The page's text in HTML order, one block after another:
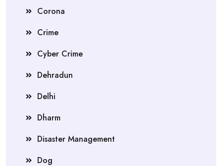
Corona
Crime
Cyber Crime
Dehradun
Delhi
Dharm
Disaster Management
Dog